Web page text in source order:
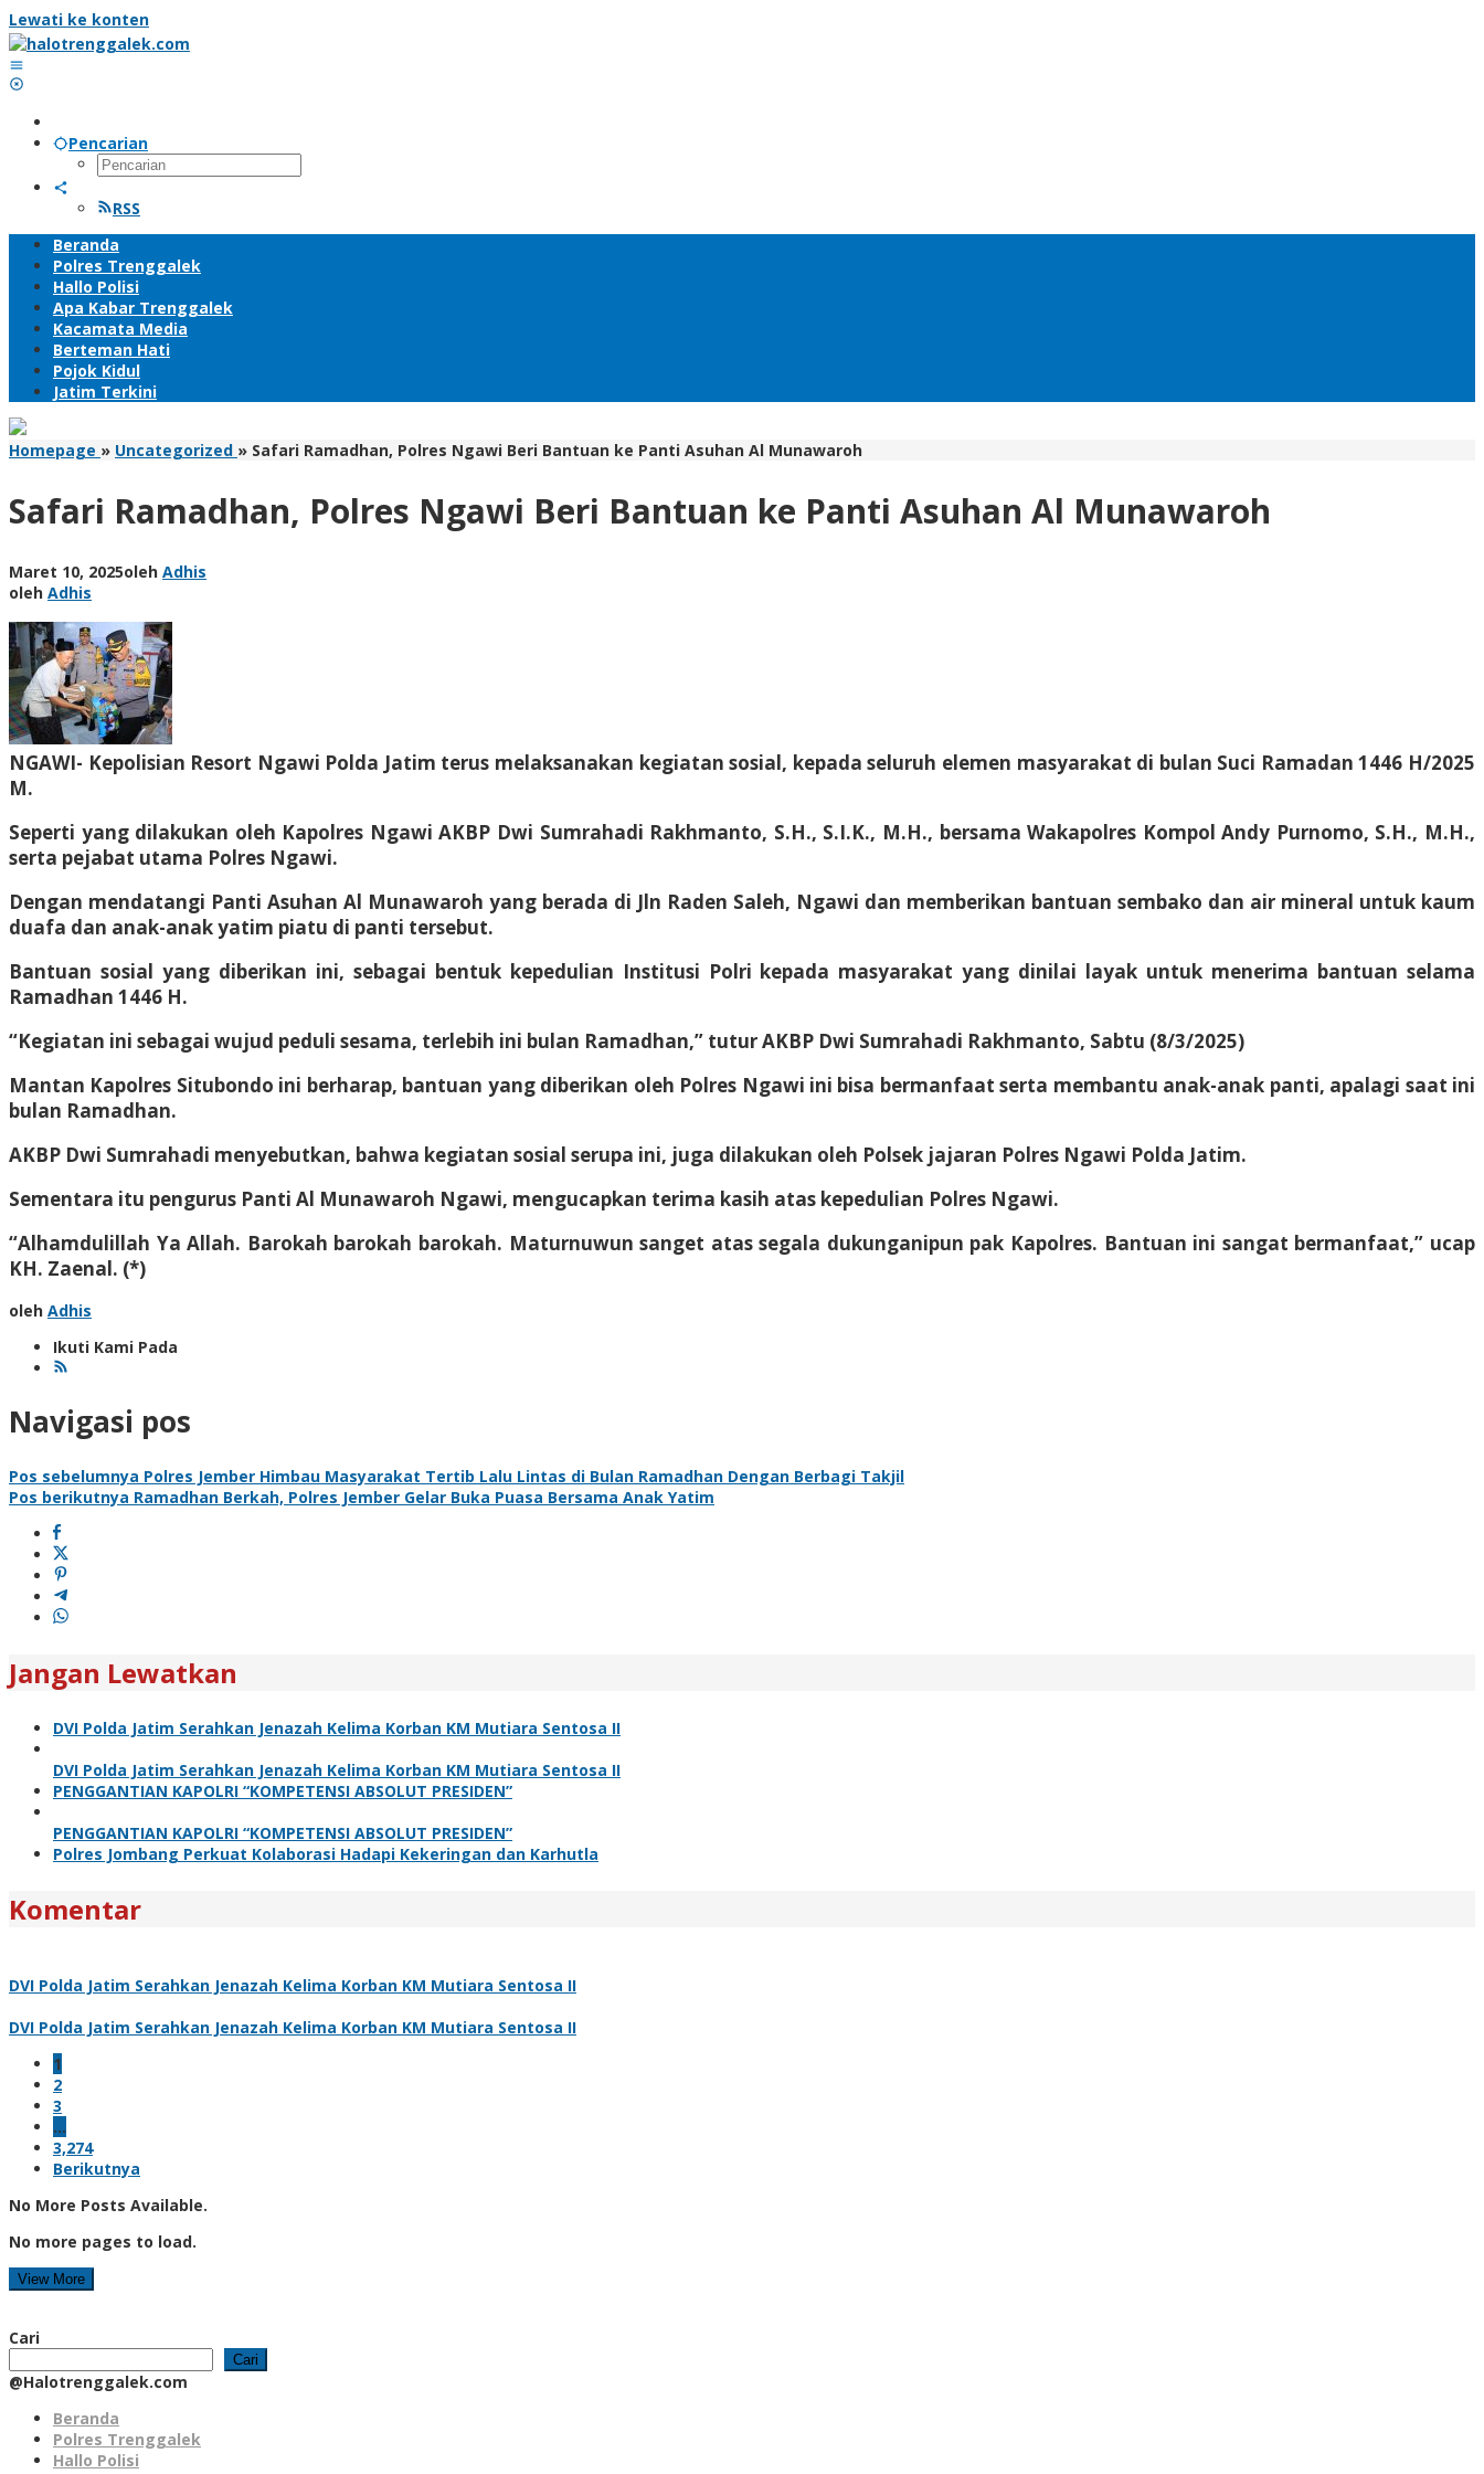
Lewati ke konten
Pencarian
RSS
Beranda
Polres Trenggalek
Hallo Polisi
Apa Kabar Trenggalek
Kacamata Media
Berteman Hati
Pojok Kidul
Jatim Terkini
Homepage » Uncategorized » Safari Ramadhan, Polres Ngawi Beri Bantuan ke Panti Asuhan Al Munawaroh
Safari Ramadhan, Polres Ngawi Beri Bantuan ke Panti Asuhan Al Munawaroh
Maret 10, 2025oleh Adhis
oleh Adhis
NGAWI- Kepolisian Resort Ngawi Polda Jatim terus melaksanakan kegiatan sosial, kepada seluruh elemen masyarakat di bulan Suci Ramadan 1446 H/2025
M.
Seperti yang dilakukan oleh Kapolres Ngawi AKBP Dwi Sumrahadi Rakhmanto, S.H., S.I.K., M.H., bersama Wakapolres Kompol Andy Purnomo, S.H., M.H.,
serta pejabat utama Polres Ngawi.
Dengan mendatangi Panti Asuhan Al Munawaroh yang berada di Jln Raden Saleh, Ngawi dan memberikan bantuan sembako dan air mineral untuk kaum
duafa dan anak-anak yatim piatu di panti tersebut.
Bantuan sosial yang diberikan ini, sebagai bentuk kepedulian Institusi Polri kepada masyarakat yang dinilai layak untuk menerima bantuan selama
Ramadhan 1446 H.
“Kegiatan ini sebagai wujud peduli sesama, terlebih ini bulan Ramadhan,” tutur AKBP Dwi Sumrahadi Rakhmanto, Sabtu (8/3/2025)
Mantan Kapolres Situbondo ini berharap, bantuan yang diberikan oleh Polres Ngawi ini bisa bermanfaat serta membantu anak-anak panti, apalagi saat ini
bulan Ramadhan.
AKBP Dwi Sumrahadi menyebutkan, bahwa kegiatan sosial serupa ini, juga dilakukan oleh Polsek jajaran Polres Ngawi Polda Jatim.
Sementara itu pengurus Panti Al Munawaroh Ngawi, mengucapkan terima kasih atas kepedulian Polres Ngawi.
“Alhamdulillah Ya Allah. Barokah barokah barokah. Maturnuwun sanget atas segala dukunganipun pak Kapolres. Bantuan ini sangat bermanfaat,” ucap
KH. Zaenal. (*)
oleh Adhis
Ikuti Kami Pada
Navigasi pos
Pos sebelumnya Polres Jember Himbau Masyarakat Tertib Lalu Lintas di Bulan Ramadhan Dengan Berbagi Takjil
Pos berikutnya Ramadhan Berkah, Polres Jember Gelar Buka Puasa Bersama Anak Yatim
Jangan Lewatkan
DVI Polda Jatim Serahkan Jenazah Kelima Korban KM Mutiara Sentosa II
DVI Polda Jatim Serahkan Jenazah Kelima Korban KM Mutiara Sentosa II
PENGGANTIAN KAPOLRI “KOMPETENSI ABSOLUT PRESIDEN”
PENGGANTIAN KAPOLRI “KOMPETENSI ABSOLUT PRESIDEN”
Polres Jombang Perkuat Kolaborasi Hadapi Kekeringan dan Karhutla
Komentar
DVI Polda Jatim Serahkan Jenazah Kelima Korban KM Mutiara Sentosa II
DVI Polda Jatim Serahkan Jenazah Kelima Korban KM Mutiara Sentosa II
1
2
3
…
3,274
Berikutnya
No More Posts Available.
No more pages to load.
View More
Cari
Cari
@Halotrenggalek.com
Beranda
Polres Trenggalek
Hallo Polisi